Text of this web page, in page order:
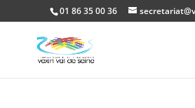
01 86 35 00 36